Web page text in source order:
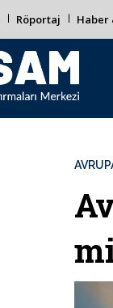
Röportaj Haber